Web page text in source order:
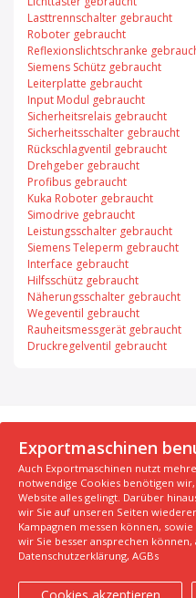
Lasttrennschalter gebraucht
Roboter gebraucht
Reflexionslichtschranke
Siemens Schütz gebraucht
Leiterplatte gebraucht
Input Modul gebraucht
Sicherheitsrelais gebraucht
Sicherheitsschalter gebraucht
Rückschlagventil gebraucht
Drehgeber gebraucht
Profibus gebraucht
Kuka Roboter gebraucht
Simodrive gebraucht
Leistungsschalter gebraucht
Siemens Teleperm gebraucht
Interface gebraucht
Hilfsschütz gebraucht
Näherungsschalter gebraucht
Wegeventil gebraucht
Rauheitsmessgerät gebraucht
Druckregelventil gebraucht
© 2026
Über uns
AGB
Impressum
Hersteller
Unsere Top Maschinen #2
Kontaktiere uns
Exportmaschinen
Auch Exportmaschinen nutzt
notwendige Cookies benötigen
Website alles gelingt. Darüber
wir Sie auf unseren Seiten
Kampagnen messen können,
wir Sie besser ansprechen
Datenschutzerklärung, AGBs